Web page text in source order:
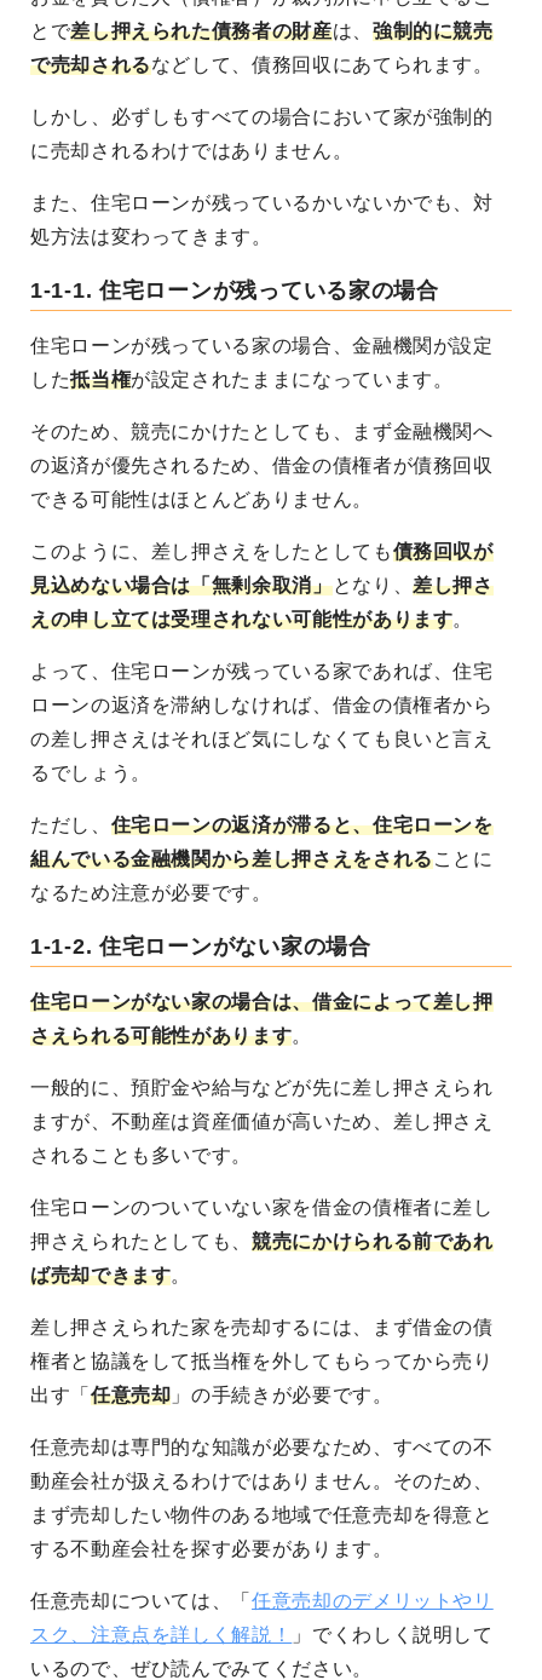
とで差し押えられた債務者の財産は、 強制的に競売
で売却されるなどして、債務回収にあてられます。
しかし、必ずしもすべての場合において家が強制的
に売却されるわけではありません。
また、住宅ローンが残っているかいないかでも、対
処方法は変わってきます。
1-1-1. 住宅ローンが残っている家の場合
住宅ローンが残っている家の場合、金融機関が設定
した抵当権が設定されたままになっています。
そのため、競売にかけたとしても、まず金融機関へ
の返済が優先されるため、借金の債権者が債務回収
できる可能性はほとんどありません。
このように、差し押さえをしたとしても債務回収が
見込めない場合は「無剰余取消」となり、差し押さ
えの申し立ては受理されない可能性があります。
よって、住宅ローンが残っている家であれば、住宅
ローンの返済を滞納しなければ、借金の債権者から
の差し押さえはそれほど気にしなくても良いと言え
るでしょう。
ただし、 住宅ローンの返済が滞ると、住宅ローンを
組んでいる金融機関から差し押さえをされることに
なるため注意が必要です。
1-1-2. 住宅ローンがない家の場合
住宅ローンがない家の場合は、借金によって差し押
さえられる可能性があります。
一般的に、預貯金や給与などが先に差し押さえられ
ますが、不動産は資産価値が高いため、差し押さえ
されることも多いです。
住宅ローンのついていない家を借金の債権者に差し
押さえられたとしても、競売にかけられる前であれ
ば売却できます。
差し押さえられた家を売却するには、まず借金の債
権者と協議をして抵当権を外してもらってから売り
出す「 任意売却 」の手続きが必要です。
任意売却は専門的な知識が必要なため、すべての不
動産会社が扱えるわけではありません。そのため、
まず売却したい物件のある地域で任意売却を得意と
する不動産会社を探す必要があります。
任意売却については、「任意売却のデメリットやリ
スク、注意点を詳しく解説！
」でくわしく説明して
いるので、ぜひ読んでみてください。